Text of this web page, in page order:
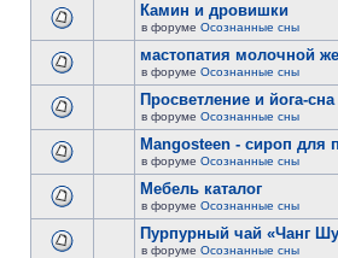
Камин и дровишки
в форуме Осознанные сны
мастопатия молочной
в форуме Осознанные сны
Просветление и йога-сна
в форуме Осознанные сны
Mangosteen - сироп для
в форуме Осознанные сны
Мебель каталог
в форуме Осознанные сны
Пурпурный чай «Чанг
в форуме Осознанные сны